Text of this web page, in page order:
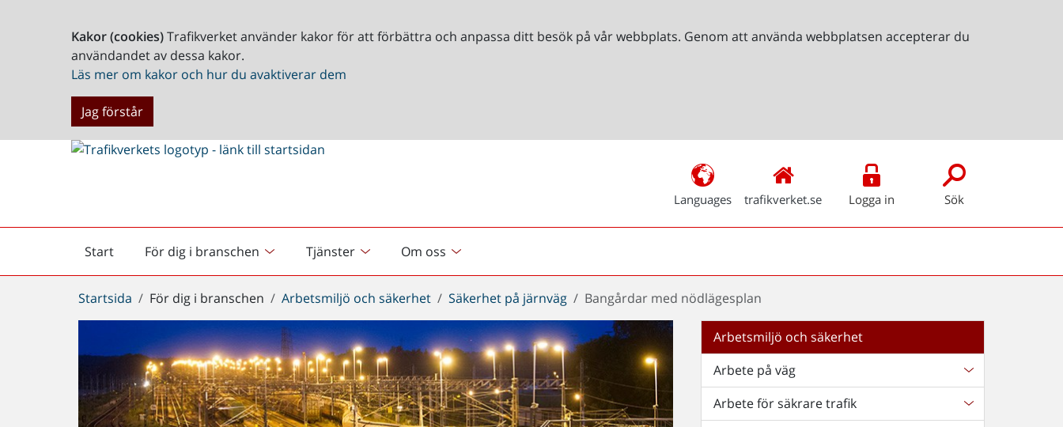
Kakor (cookies)Trafikverket använder kakor för att förbättra och anpassa ditt besök på vår webbplats. Genom att använda webbplatsen accepterar du
användandet av dessa kakor.
Läs mer om kakor och hur du avaktiverar dem
Jag förstår
Languages trafikverket.se Logga in Sök
Start
Startsida För dig i branschen Tjänster Om oss
Du
är
Startsida För dig i branschen Arbetsmiljö och säkerhet Säkerhet på järnväg Bangårdar med nödlägesplan
Arbetsmiljö och säkerhet
Arbete på väg
Arbete för säkrare trafik